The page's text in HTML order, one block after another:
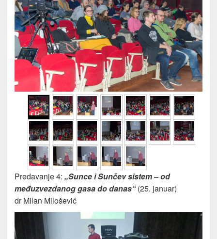
Predavanje 4: „Sunce i Sunčev sistem – od
međuzvezdanog gasa do danas“(25. januar)
dr Milan Milošević